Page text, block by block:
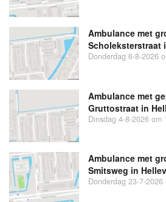
Ambulance met
Scholeksterstraat
Donderdag 6-8-2026
Ambulance met
Gruttostraat in
Dinsdag 4-8-2026 om
Ambulance met
Smitsweg in
Donderdag 23-7-